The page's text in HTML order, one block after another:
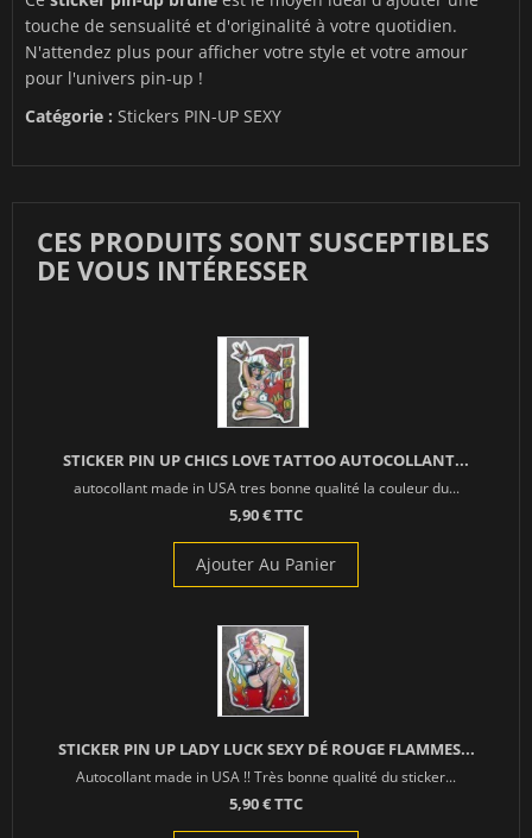
touche de sensualité et d'originalité à votre quotidien.
N'attendez plus pour afficher votre style et votre amour
pour l'univers pin-up !
Catégorie : Stickers PIN-UP SEXY
CES PRODUITS SONT SUSCEPTIBLES
DE VOUS INTÉRESSER
STICKER PIN UP CHICS LOVE TATTOO AUTOCOLLANT...
autocollant made in USA tres bonne qualité la couleur du...
5,90 € TTC
Ajouter Au Panier
STICKER PIN UP LADY LUCK SEXY DÉ ROUGE FLAMMES...
Autocollant made in USA !! Très bonne qualité du sticker...
5,90 € TTC